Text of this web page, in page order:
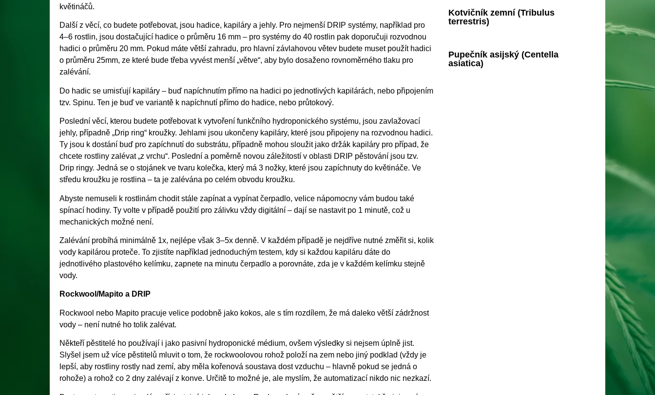
květináčů.
Další z věcí, co budete potřebovat, jsou hadice, kapiláry a jehly. Pro nejmenší DRIP systémy, například pro
4–6 rostlin, jsou dostačující hadice o průměru 16 mm – pro systémy do 40 rostlin pak doporučuji rozvodnou
hadici o průměru 20 mm. Pokud máte větší zahradu, pro hlavní závlahovou větev budete muset použít hadici
o průměru 25mm, ze které bude třeba vyvést menší „větve“, aby bylo dosaženo rovnoměrného tlaku pro
zalévání.
Do hadic se umisťují kapiláry – buď napíchnutím přímo na hadici po jednotlivých kapilárách, nebo připojením
tzv. Spinu. Ten je buď ve variantě k napíchnutí přímo do hadice, nebo průtokový.
Poslední věcí, kterou budete potřebovat k vytvoření funkčního hydroponického systému, jsou zavlažovací
jehly, případně „Drip ring“ kroužky. Jehlami jsou ukončeny kapiláry, které jsou připojeny na rozvodnou hadici.
Ty jsou k dostání buď pro zapíchnutí do substrátu, případně mohou sloužit jako držák kapiláry pro případ, že
chcete rostliny zalévat „z vrchu“. Poslední a poměrně novou záležitostí v oblasti DRIP pěstování jsou tzv.
Drip ringy. Jedná se o stojánek ve tvaru kolečka, který má 3 nožky, které jsou zapíchnuty do květináče. Ve
středu kroužku je rostlina – ta je zalévána po celém obvodu kroužku.
Abyste nemuseli k rostlinám chodit stále zapínat a vypínat čerpadlo, velice nápomocny vám budou také
spínací hodiny. Ty volte v případě použití pro zálivku vždy digitální – dají se nastavit po 1 minutě, což u
mechanických možné není.
Zalévání probíhá minimálně 1x, nejlépe však 3–5x denně. V každém případě je nejdříve nutné změřit si, kolik
vody kapilárou proteče. To zjistíte například jednoduchým testem, kdy si každou kapiláru dáte do
jednotlivého plastového kelímku, zapnete na minutu čerpadlo a porovnáte, zda je v každém kelímku stejně
vody.
Rockwool/Mapito a DRIP
Rockwool nebo Mapito pracuje velice podobně jako kokos, ale s tím rozdílem, že má daleko větší zádržnost
vody – není nutné ho tolik zalévat.
Někteří pěstitelé ho používají i jako pasivní hydroponické médium, ovšem výsledky si nejsem úplně jist.
Slyšel jsem už více pěstitelů mluvit o tom, že rockwoolovou rohož položí na zem nebo jiný podklad (vždy je
lepší, aby rostliny rostly nad zemí, aby měla kořenová soustava dost vzduchu – hlavně pokud se jedná o
rohože) a rohož co 2 dny zalévají z konve. Určitě to možné je, ale myslím, že automatizací nikdo nic nezkazí.
Kotvičník zemní (Tribulus
terrestris)
Pupečník asijský (Centella
asiatica)